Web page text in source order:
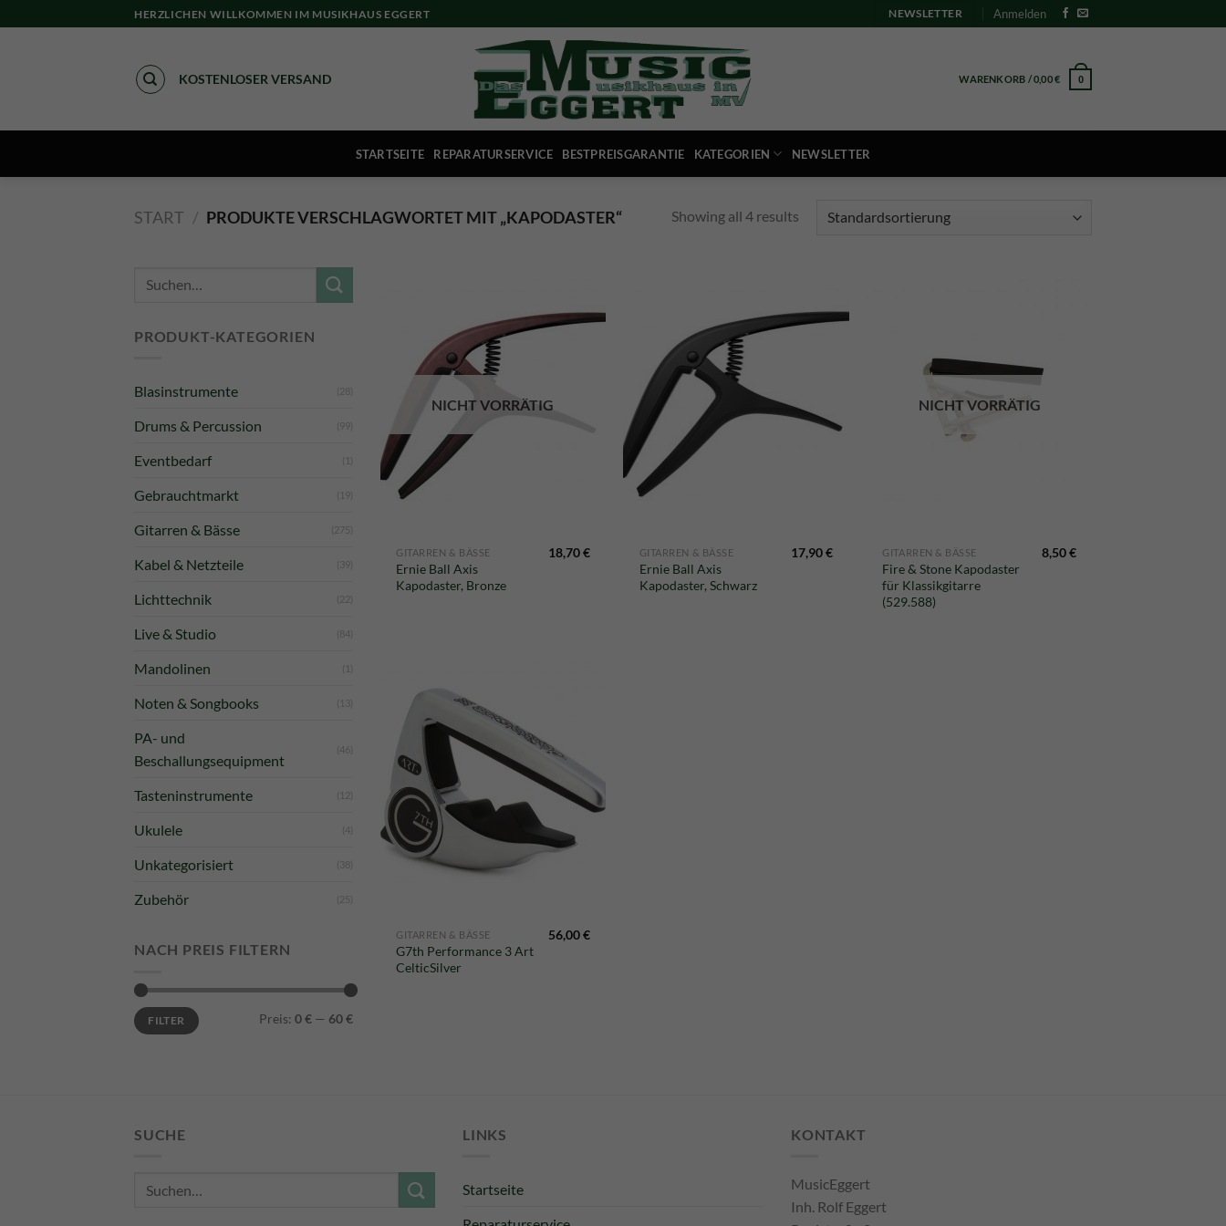
to
HERZLICHEN WILLKOMMEN IM MUSIKHAUS EGGERT NEWSLETTER Anmelden
KOSTENLOSER VERSAND WARENKORB /0,00€ 0
STARTSEITE REPARATURSERVICE BESTPREISGARANTIE KATEGORIEN NEWSLETTER
START / PRODUKTE VERSCHLAGWORTET MIT „KAPODASTER“ Showing all 4 results
Suche
PRODUKT-KATEGORIEN
Blasinstrumente (28)
Drums & Percussion (99)
Eventbedarf (1)
Gebrauchtmarkt (19)
Gitarren & Bässe (275)
Kabel & Netzteile (39)
Lichttechnik (22)
Live & Studio (84)
Mandolinen (1)
Noten & Songbooks (13)
PA- und
Beschallungsequipment
(46)
Tasteninstrumente (12)
Ukulele (4)
Unkategorisiert (38)
Zubehör (25)
NACH PREIS FILTERN
Min.
Preis
Max.
PreisFILTER Preis: 0 € — 60 €
NICHT VORRÄTIG
GITARREN & BÄSSE
Ernie Ball Axis
Kapodaster, Bronze
18,70€ GITARREN & BÄSSE
Ernie Ball Axis
Kapodaster, Schwarz
17,90€
NICHT VORRÄTIG
GITARREN & BÄSSE
Fire & Stone Kapodaster
für Klassikgitarre
(529.588)
8,50€
GITARREN & BÄSSE
G7th Performance 3 Art
CelticSilver
56,00€
SUCHE
Suche
LINKS
Startseite
KONTAKT
MusicEggert
Inh. Rolf Eggert